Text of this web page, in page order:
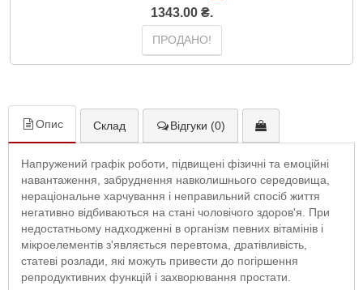
1343.00 ₴.
ПРОДАНО!
Опис Склад Відгуки (0)
Напружений графік роботи, підвищені фізичні та емоційні
навантаження, забруднення навколишнього середовища,
нераціональне харчування і неправильний спосіб життя
негативно відбиваються на стані чоловічого здоров'я. При
недостатньому надходженні в організм певних вітамінів і
мікроелементів з'являється перевтома, дратівливість,
статеві розлади, які можуть привести до погіршення
репродуктивних функцій і захворювання простати.